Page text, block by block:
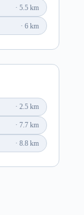
5.5 km
6 km
2.5 km
7.7 km
8.8 km